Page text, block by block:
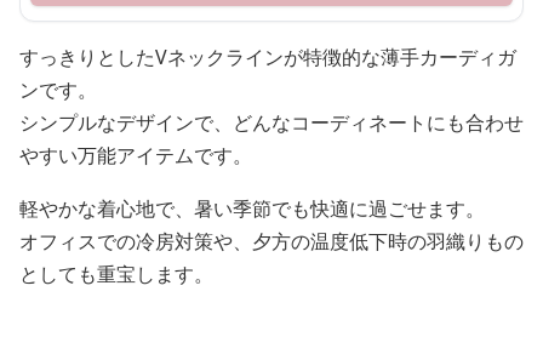
すっきりとしたVネックラインが特徴的な薄手カーディガ
ンです。
シンプルなデザインで、どんなコーディネートにも合わせ
やすい万能アイテムです。
軽やかな着心地で、暑い季節でも快適に過ごせます。
オフィスでの冷房対策や、夕方の温度低下時の羽織りもの
としても重宝します。